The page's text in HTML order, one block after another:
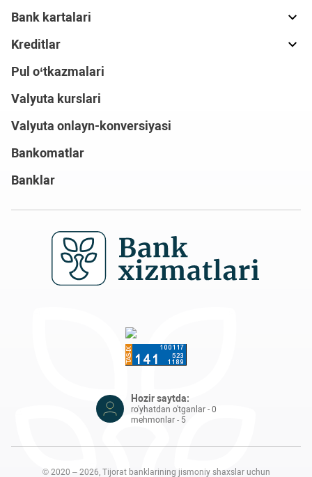
Bank kartalari
Kreditlar
Pul o‘tkazmalari
Valyuta kurslari
Valyuta onlayn-konversiyasi
Bankomatlar
Banklar
Hozir saytda:
ro'yhatdan o'tganlar - 0
mehmonlar - 5
© 2020 – 2026, Tijorat banklarining jismoniy shaxslar uchun